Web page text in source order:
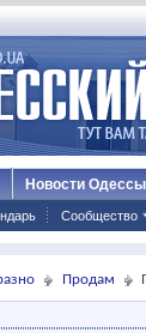
Сообщество
Новости Одессы
Продам